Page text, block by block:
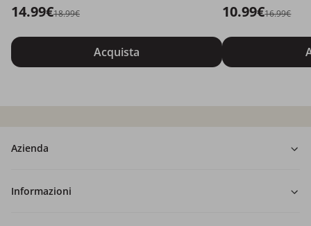
14.99€18.99€
Acquista
10.99€16.99€
Azienda
Informazioni